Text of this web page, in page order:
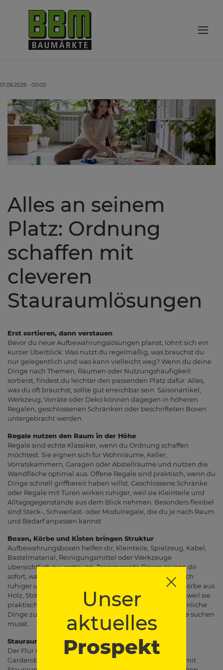
Unser
aktuelles
Prospekt
01.06.2026 - 00:00
Alles an seinem
Platz: Ordnung
schaffen mit
cleveren
Stauraumlösungen
Erst sortieren, dann verstauen
Bevor du neue Aufbewahrungslösungen planst, lohnt sich ein
kurzer Überblick: Was nutzt du regelmäßig, was brauchst du
nur gelegentlich und was kann vielleicht weg? Wenn du deine
Dinge nach Themen, Räumen oder Nutzungshäufigkeit
sortierst, findest du leichter den passenden Platz dafür. Alles,
was du oft brauchst, sollte gut erreichbar sein. Saisonartikel,
Werkzeug, Vorräte oder Deko können dagegen in höheren
Regalen, geschlossenen Schränken oder beschrifteten Boxen
untergebracht werden.
Regale nutzen den Raum in der Höhe
Regale sind echte Klassiker, wenn du Ordnung schaffen
möchtest. Sie eignen sich für Wohnräume, Keller,
Vorratskammern, Garagen oder Abstellräume und nutzen die
Wandfläche optimal aus. Offene Regale sind praktisch, wenn du
Dinge schnell griffbereit haben willst. Geschlossene Schränke
oder Regale mit Türen wirken ruhiger, weil sie Kleinteile und
Alltagsgegenstände aus dem Blick nehmen. Besonders flexibel
sind Steck-, Schwerlast- oder Modulregale, die du je nach Raum
und Bedarf anpassen kannst.
Boxen, Körbe und Kisten bringen Struktur
Aufbewahrungsboxen helfen dir, Kleinteile, Spielzeug, Kabel,
Bastelmaterial, Reinigungsmittel oder Werkzeuge
übersichtlich zu verstauen. Transparente Boxen zeigen dir
sofort, was drin ist. Undurchsichtige Kisten wirken optisch
ruhiger und lassen sich mit Etiketten gut beschriften. Körbe aus
Holz, Stoff oder Kunststoff sind ideal für Wohnbereiche, weil sie
praktisch und dekorativ zugleich sind. Achte darauf, ähnliche
Dinge zusammenzufassen, damit du später nicht lange suchen
musst.
Stauraum im Flur clever planen
Der Flur ist oft klein, wird aber täglich stark genutzt.
Garderobenleisten, Schuhschränke, Haken, Sitzbänke mit